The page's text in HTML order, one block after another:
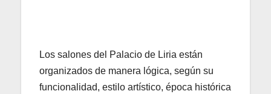
Los salones del Palacio de Liria están
organizados de manera lógica, según su
funcionalidad, estilo artístico, época histórica